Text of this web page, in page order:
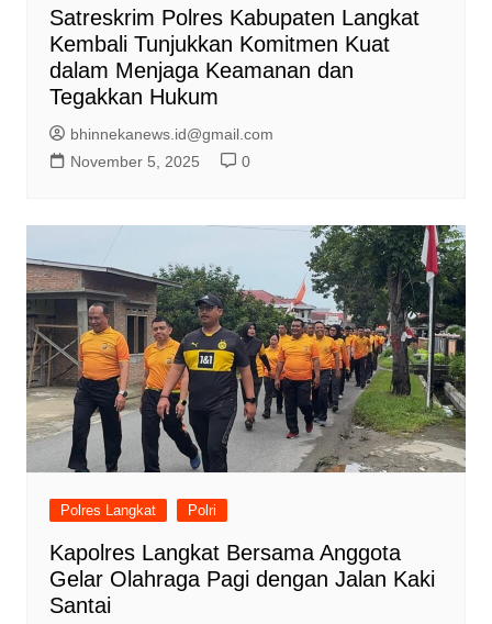
Satreskrim Polres Kabupaten Langkat
Kembali Tunjukkan Komitmen Kuat
dalam Menjaga Keamanan dan
Tegakkan Hukum
bhinnekanews.id@gmail.com
November 5, 2025
0
Polres Langkat Polri
Kapolres Langkat Bersama Anggota
Gelar Olahraga Pagi dengan Jalan Kaki
Santai